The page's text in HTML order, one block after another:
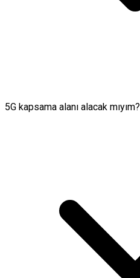
5G kapsama alanı alacak mıyım?